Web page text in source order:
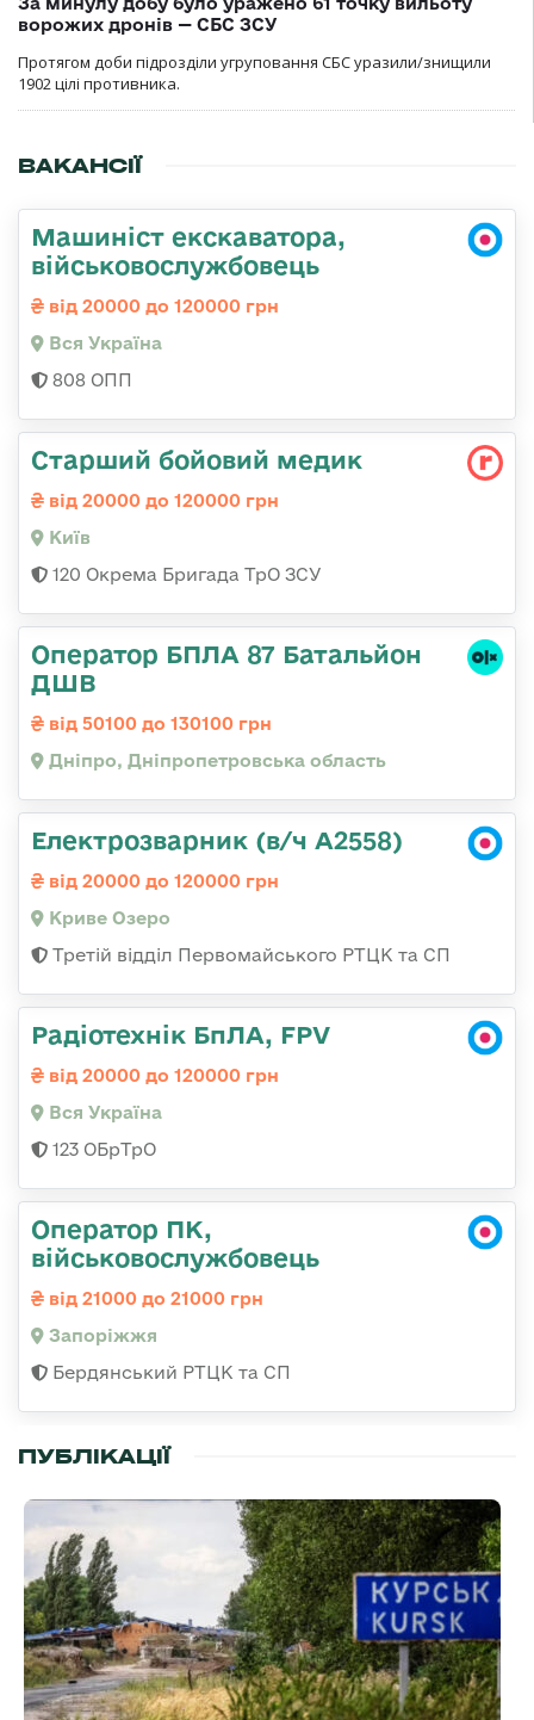
ворожих дронів — СБС ЗСУ
Протягом доби підрозділи угруповання СБС уразили/знищили
1902 цілі противника.
ВАКАНСІЇ
Машиніст екскаватора,
військовослужбовець
від 20000 до 120000 грн
Вся Україна
808 ОПП
Старший бойовий медик
від 20000 до 120000 грн
Київ
120 Окрема Бригада ТрО ЗСУ
Оператор БПЛА 87 Батальйон
ДШВ
від 50100 до 130100 грн
Дніпро, Дніпропетровська область
Електрозварник (в/ч А2558)
від 20000 до 120000 грн
Криве Озеро
Третій відділ Первомайського РТЦК та СП
Радіотехнік БпЛА, FPV
від 20000 до 120000 грн
Вся Україна
123 ОБрТрО
Оператор ПК,
військовослужбовець
від 21000 до 21000 грн
Запоріжжя
Бердянський РТЦК та СП
ПУБЛІКАЦІЇ